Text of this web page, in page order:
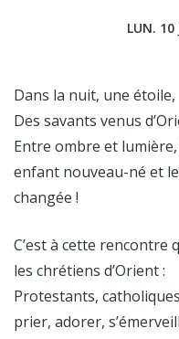
LUN. 10
Dans la nuit, une étoile,
Des savants venus
Entre ombre et
enfant nouveau-né et
changée !
C’est à cette rencontre
les chrétiens d’Orient :
Protestants,
prier, adorer,